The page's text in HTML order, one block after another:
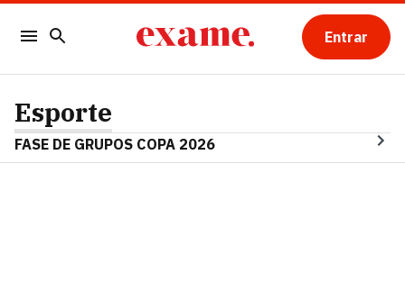
Entrar
Esporte
FASE DE GRUPOS COPA 2026